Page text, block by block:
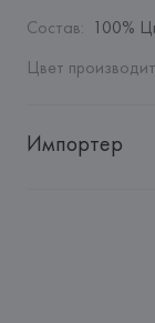
Состав: 100%
Цвет
Импортер